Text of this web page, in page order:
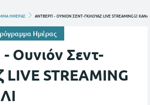
ΗΜΕΡΑΣ ΑΝΤΒΕΡΠ - ΟΥΝΙΟΝ ΣΕΝΤ-ΓΚΙΛΟΥΑΖ LIVE STREAMING ☑️
Ημέρας
Ουνιόν Σεντ-
LIVE STREAMING